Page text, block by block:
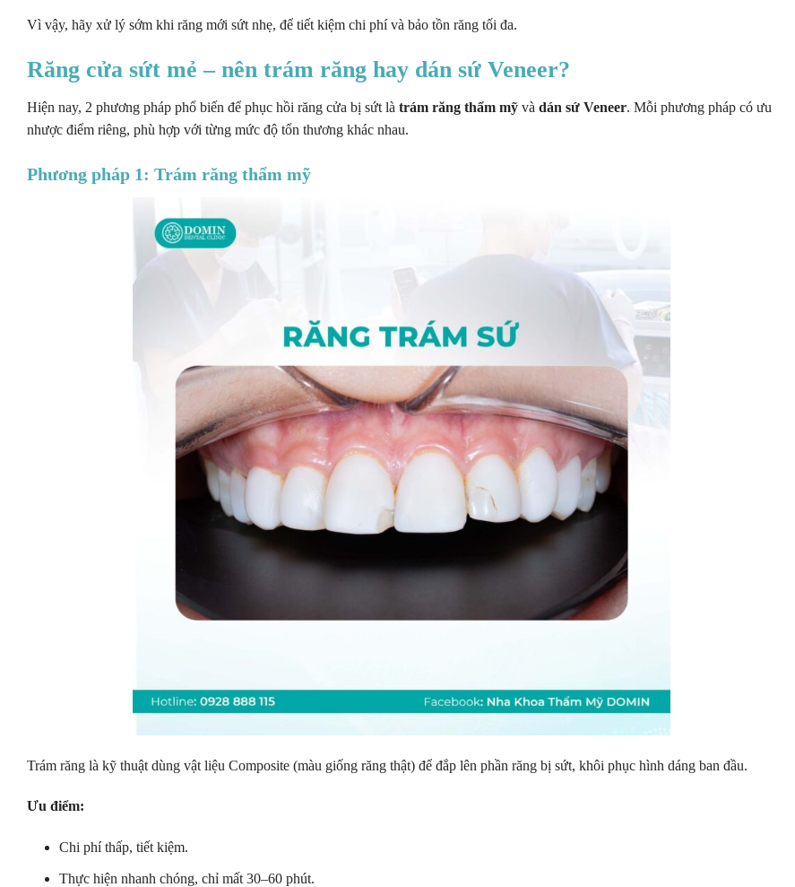
Vì vậy, hãy xử lý sớm khi răng mới sứt nhẹ, để tiết kiệm chi phí và bảo tồn răng tối đa.
Răng cửa sứt mẻ – nên trám răng hay dán sứ Veneer?
Hiện nay, 2 phương pháp phổ biến để phục hồi răng cửa bị sứt là trám răng thẩm mỹ và dán sứ Veneer. Mỗi phương pháp có ưu
nhược điểm riêng, phù hợp với từng mức độ tổn thương khác nhau.
Phương pháp 1: Trám răng thẩm mỹ
Trám răng là kỹ thuật dùng vật liệu Composite (màu giống răng thật) để đắp lên phần răng bị sứt, khôi phục hình dáng ban đầu.
Ưu điểm:
Chi phí thấp, tiết kiệm.
Thực hiện nhanh chóng, chỉ mất 30–60 phút.